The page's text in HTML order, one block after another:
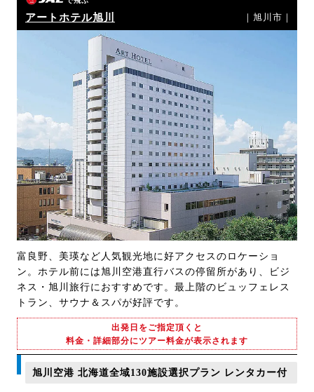
アートホテル旭川 ｜旭川市｜
富良野、美瑛など人気観光地に好アクセスのロケーショ
ン。ホテル前には旭川空港直行バスの停留所があり、ビジ
ネス・旭川旅行におすすめです。最上階のビュッフェレス
トラン、サウナ＆スパが好評です。
出発日をご指定頂くと
料金・詳細部分にツアー料金が表示されます
旭川空港 北海道全域130施設選択プラン レンタカー付